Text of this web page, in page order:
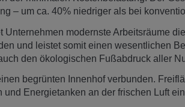
– um ca. 40% niedriger als bei
modernste Arbeitsräume
und leistet somit einen wesentlichen
den ökologischen Fußabdruck aller
begrünten Innenhof verbunden.
Energietanken an der frischen Luft